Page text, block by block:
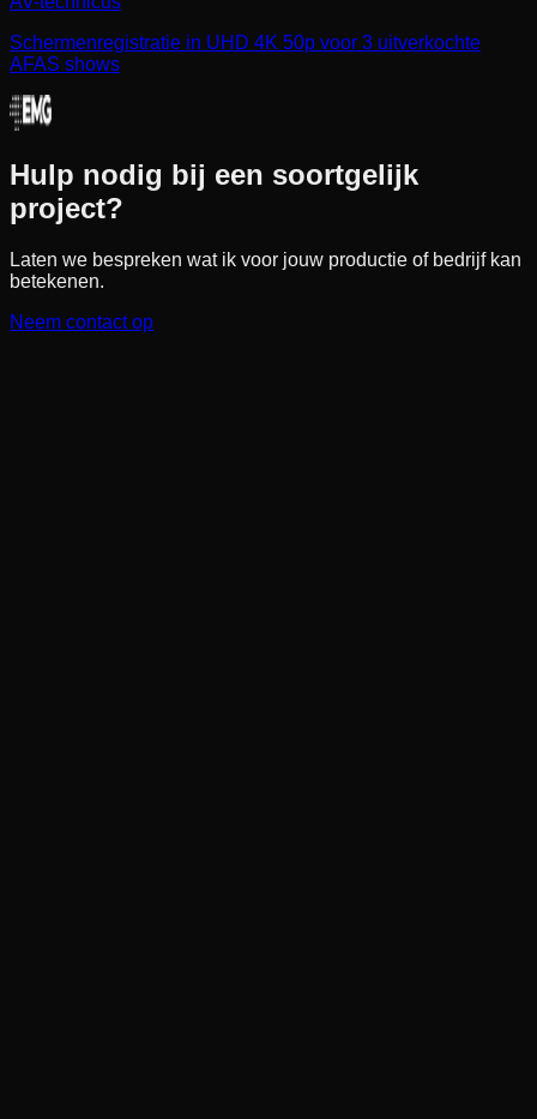
Schermenregistratie in UHD 4K 50p voor 3 uitverkochte
AFAS shows
Hulp nodig bij een soortgelijk
project?
Laten we bespreken wat ik voor jouw productie of bedrijf kan
betekenen.
Neem contact op